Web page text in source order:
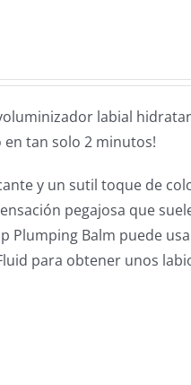
labial
tan solo 2 minutos!
y un sutil toque de
pegajosa que
Plumping Balm puede
para obtener unos